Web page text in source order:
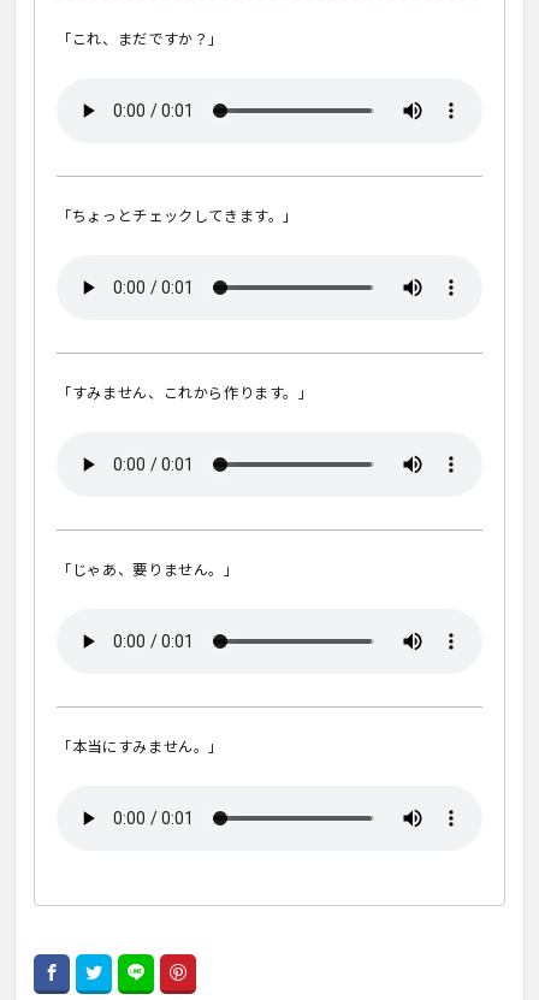
「これ、まだですか？」
「ちょっとチェックしてきます。」
「すみません、これから作ります。」
「じゃあ、要りません。」
「本当にすみません。」